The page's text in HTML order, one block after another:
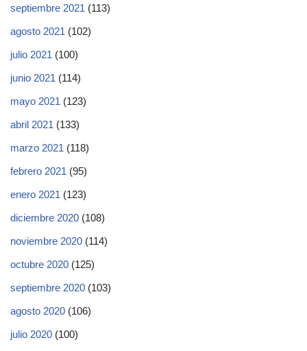
septiembre 2021 (113)
agosto 2021 (102)
julio 2021 (100)
junio 2021 (114)
mayo 2021 (123)
abril 2021 (133)
marzo 2021 (118)
febrero 2021 (95)
enero 2021 (123)
diciembre 2020 (108)
noviembre 2020 (114)
octubre 2020 (125)
septiembre 2020 (103)
agosto 2020 (106)
julio 2020 (100)